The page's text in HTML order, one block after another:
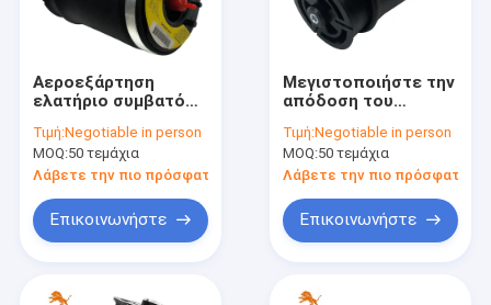
Αεροεξάρτηση
ελατήριο συμβατό
2011-2017 δεξιά
πίσω
Τιμή:Negotiable in person
MOQ:50 τεμάχια
Λάβετε την πιο πρόσφατη τιμή
Επικοινωνήστε
Μεγιστοποιήστε την
απόδοση του
ελατήριο εναέριας
ανάρτησης
Τιμή:Negotiable in person
MOQ:50 τεμάχια
Λάβετε την πιο πρόσφατη
Επικοινωνήστε